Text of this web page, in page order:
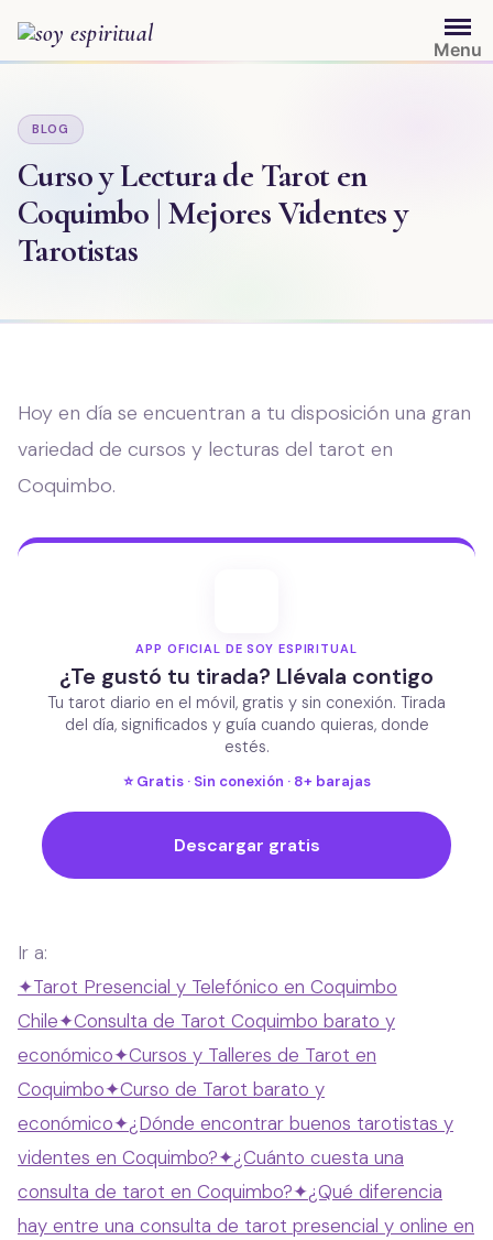
contenido
Menu
BLOG
Curso y Lectura de Tarot en
Coquimbo | Mejores Videntes y
Tarotistas
Hoy en día se encuentran a tu disposición una gran
variedad de cursos y lecturas del tarot en
Coquimbo.
APP OFICIAL DE SOY ESPIRITUAL
¿Te gustó tu tirada? Llévala contigo
Tu tarot diario en el móvil, gratis y sin conexión. Tirada
del día, significados y guía cuando quieras, donde
estés.
⭐ Gratis · Sin conexión · 8+ barajas
Descargar gratis
Ir a:
✦Tarot Presencial y Telefónico en Coquimbo
Chile✦Consulta de Tarot Coquimbo barato y
económico✦Cursos y Talleres de Tarot en
Coquimbo✦Curso de Tarot barato y
económico✦¿Dónde encontrar buenos tarotistas y
videntes en Coquimbo?✦¿Cuánto cuesta una
consulta de tarot en Coquimbo?✦¿Qué diferencia
hay entre una consulta de tarot presencial y online en